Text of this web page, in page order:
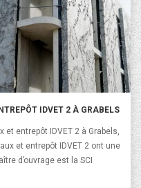
IDVET 2 À GRABELS
entrepôt IDVET 2 à Grabels,
et entrepôt IDVET 2 ont une
d’ouvrage est la SCI